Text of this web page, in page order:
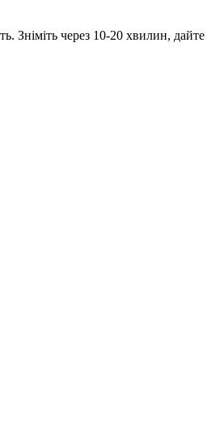
Зніміть через 10-20 хвилин,